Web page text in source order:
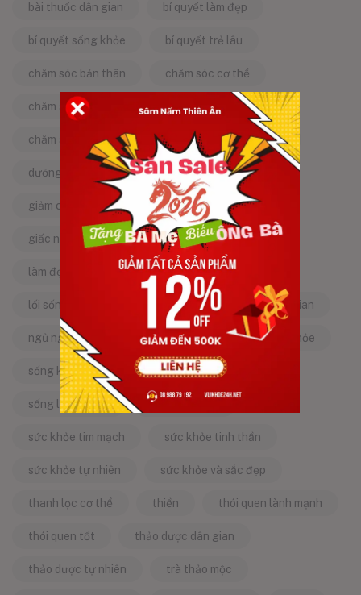
bài thuốc dân gian bí quyết làm đẹp
bí quyết sống khỏe bí quyết trẻ lâu
chăm sóc bản thân chăm sóc cơ thể
chăm sóc da chăm sóc sức khỏe
chăm sóc sức khỏe tự nhiên chống lão hóa
dưỡng da tự nhiên dưỡng sinh
giảm căng thẳng giảm stress
giấc ngủ ngon kinh nghiệm dân gian
làm đẹp từ bên trong làm đẹp tự nhiên
lối sống lành mạnh mật ong mẹo dân gian
ngủ ngon năng lượng tích cực sống khỏe
sống khỏe mỗi ngày sống khỏe đẹp
sống lành mạnh sống tích cực
sức khỏe tim mạch sức khỏe tinh thần
sức khỏe tự nhiên sức khỏe và sắc đẹp
thanh lọc cơ thể thiền thói quen lành mạnh
thói quen tốt thảo dược dân gian
thảo dược tự nhiên trà thảo mộc